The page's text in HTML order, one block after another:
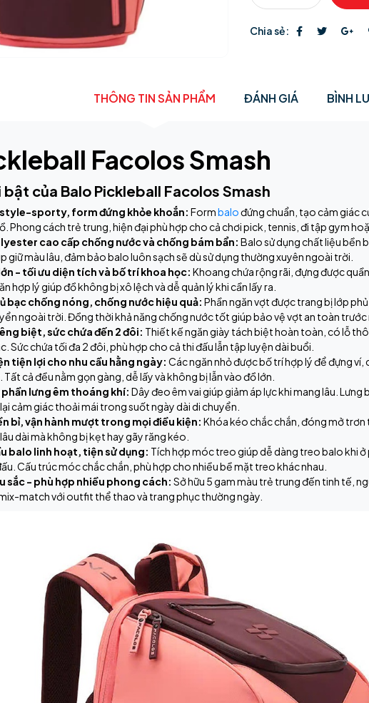
Chia sẻ:
THÔNG TIN SẢN PHẨM ĐÁNH GIÁ BÌNH
Facolos Smash
của Balo Pickleball Facolos Smash
sporty, form đứng khỏe khoắn: Formbalođứng chuẩn, tạo cảm giác
Phong cách trẻ trung, hiện đại phù hợp cho cả chơi pick, tennis, đi tập gym
cao cấp chống nước và chống bám bẩn: Balo sử dụng chất liệu bền
giữ màu lâu, đảm bảo balo luôn sạch sẽ dù sử dụng thường xuyên ngoài trời.
- tối ưu diện tích và bố trí khoa học: Khoang chứa rộng rãi, đựng được
hợp lý giúp đồ không bị xô lệch và dễ quản lý khi cần lấy ra.
bạc chống nóng, chống nước hiệu quả: Phần ngăn vợt được trang bị lớp
ngoài trời. Đồng thời khả năng chống nước tốt giúp bảo vệ vợt an toàn trước
biệt, sức chứa đến 2 đôi: Thiết kế ngăn giày tách biệt hoàn toàn, có lỗ
Sức chứa tối đa 2 đôi, phù hợp cho cả thi đấu lẫn tập luyện dài buổi.
tiện lợi cho nhu cầu hằng ngày: Các ngăn nhỏ được bố trí hợp lý để đựng
Tất cả đều nằm gọn gàng, dễ lấy và không bị lẫn vào đồ lớn.
phần lưng êm thoáng khí: Dây đeo êm vai giúp giảm áp lực khi mang lâu.
cảm giác thoải mái trong suốt ngày dài di chuyển.
bỉ, vận hành mượt trong mọi điều kiện: Khóa kéo chắc chắn, đóng mở trơn
dài mà không bị kẹt hay gãy răng kéo.
balo linh hoạt, tiện sử dụng: Tích hợp móc treo giúp dễ dàng treo balo khi
Cấu trúc móc chắc chắn, phù hợp cho nhiều bề mặt treo khác nhau.
sắc - phù hợp nhiều phong cách: Sở hữu 5 gam màu trẻ trung đến tinh tế,
match với outfit thể thao và trang phục thường ngày.